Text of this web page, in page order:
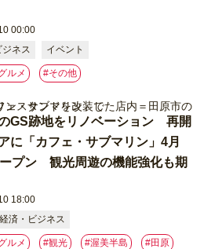
00:00
ネス
イベント
ルメ #その他
GS跡地をリノベーション 再開
に「カフェ・サブマリン」4月
プン 観光周遊の機能強化も期
18:00
経済・ビジネス
ルメ #観光 #渥美半島 #⽥原